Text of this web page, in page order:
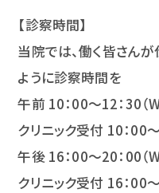
【診察時間】
当院では、働く皆さん
ように診察時間を
午前 10：00～12：30（
クリニック受付 10：00
午後 16：00～20：00（
クリニック受付 16：00～